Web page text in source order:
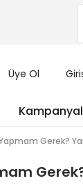
Üye Ol
Gerek?